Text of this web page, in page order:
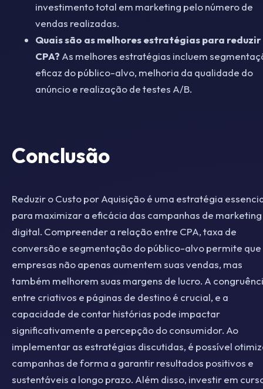
investimento total em marketing pelo número de
vendas realizadas.
Quais são as melhores estratégias para reduzir
CPA? As melhores estratégias incluem
eficaz do público-alvo, melhoria da qualidade do
anúncio e realização de testes A/B.
Conclusão
Reduzir o Custo por Aquisição é uma estratégia
para maximizar a eficácia das campanhas de marketing
digital. Compreender a relação entre CPA, taxa de
conversão e segmentação do público-alvo permite que
empresas não apenas aumentem suas vendas, mas
também melhorem suas margens de lucro. A
entre criativos e páginas de destino é crucial, e a
capacidade de contar histórias pode impactar
significativamente a percepção do consumidor. Ao
implementar as estratégias discutidas, é possível
campanhas de forma a garantir resultados positivos e
sustentáveis a longo prazo. Além disso, investir em